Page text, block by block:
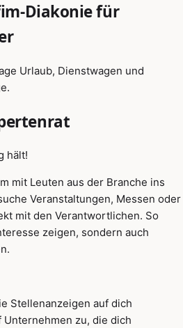
Diakonie für
Urlaub, Dienstwagen und
hält!
mit Leuten aus der Branche ins
Veranstaltungen, Messen oder
mit den Verantwortlichen. So
zeigen, sondern auch
Stellenanzeigen auf dich
Unternehmen zu, die dich